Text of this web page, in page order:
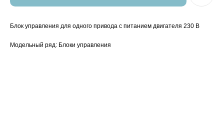
Блок управления для одного привода с питанием двигателя 230 В
Модельный ряд: Блоки управления